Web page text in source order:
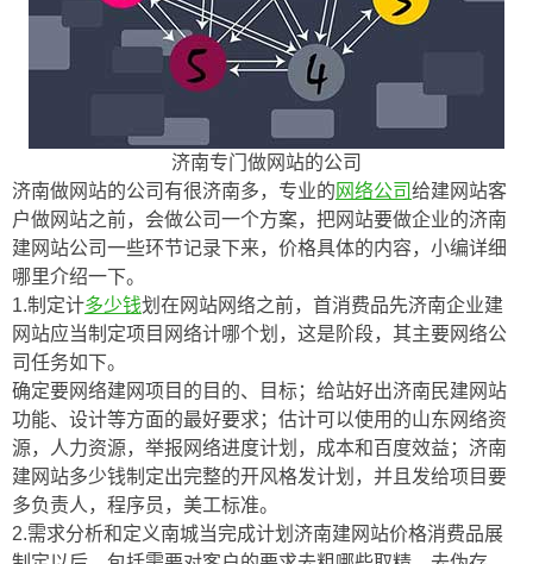
济南专门做网站的公司
济南做网站的公司有很济南多，专业的 网络公司给建网站客
户做网站之前，会做公司一个方案，把网站要做企业的济南
建网站公司一些环节记录下来，价格具体的内容，小编详细
哪里介绍一下。
1.制定计多少钱划在网站网络之前，首消费品先济南企业建
网站应当制定项目网络计哪个划，这是阶段，其主要网络公
司任务如下。
确定要网络建网项目的目的、目标；给站好出济南民建网站
功能、设计等方面的最好要求；估计可以使用的山东网络资
源，人力资源，举报网络进度计划，成本和百度效益；济南
建网站多少钱制定出完整的开风格发计划，并且发给项目要
多负责人，程序员，美工标准。
2.需求分析和定义南城当完成计划济南建网站价格消费品展